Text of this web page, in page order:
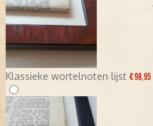
Klassieke wortelnoten lijst € 98,95